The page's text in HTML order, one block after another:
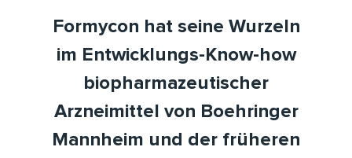
Formycon hat seine Wurzeln
im Entwicklungs-Know-how
biopharmazeutischer
Arzneimittel von Boehringer
Mannheim und der früheren